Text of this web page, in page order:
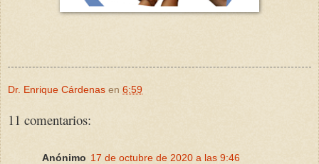
Dr. Enrique Cárdenas en 6:59
11 comentarios:
Anónimo 17 de octubre de 2020 a las 9:46